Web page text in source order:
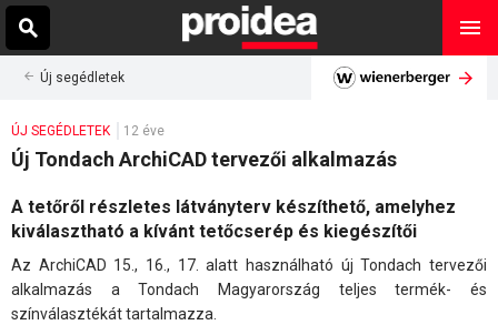
Új segédletek
ÚJ SEGÉDLETEK 12 éve
Új Tondach ArchiCAD tervezői alkalmazás
A tetőről részletes látványterv készíthető, amelyhez
kiválasztható a kívánt tetőcserép és kiegészítői
Az ArchiCAD 15., 16., 17. alatt használható új Tondach tervezői
alkalmazás a Tondach Magyarország teljes termék- és
színválasztékát tartalmazza.